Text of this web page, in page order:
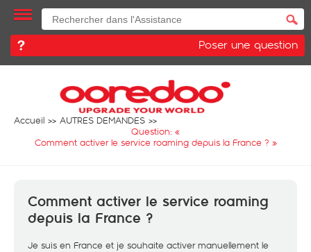
Poser une question
Accueil
AUTRES DEMANDES
Question: «
Comment activer le service roaming depuis la France ? »
Comment activer le service roaming
depuis la France ?
Je suis en France et je souhaite activer manuellement le